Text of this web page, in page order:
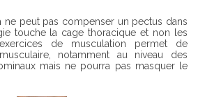
ne peut pas compenser un pectus dans
touche la cage thoracique et non les
de musculation permet de
notamment au niveau des
mais ne pourra pas masquer le